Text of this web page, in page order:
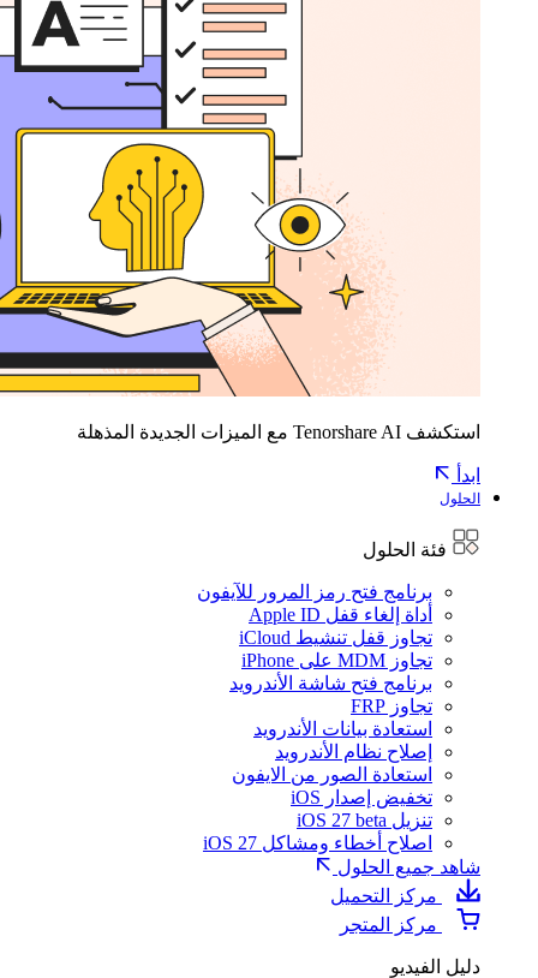
استكشف Tenorshare AI مع الميزات الجديدة المذهلة
ابدأ
الحلول
فئة الحلول
برنامج فتح رمز المرور للآيفون
أداة إلغاء قفل Apple ID
تجاوز قفل تنشيط iCloud
تجاوز MDM على iPhone
برنامج فتح شاشة الأندرويد
تجاوز FRP
استعادة بيانات الأندرويد
إصلاح نظام الأندرويد
استعادة الصور من الايفون
تخفيض إصدار iOS
تنزيل iOS 27 beta
اصلاح أخطاء ومشاكل iOS 27
شاهد جميع الحلول
مركز التحميل
مركز المتجر
دليل الفيديو